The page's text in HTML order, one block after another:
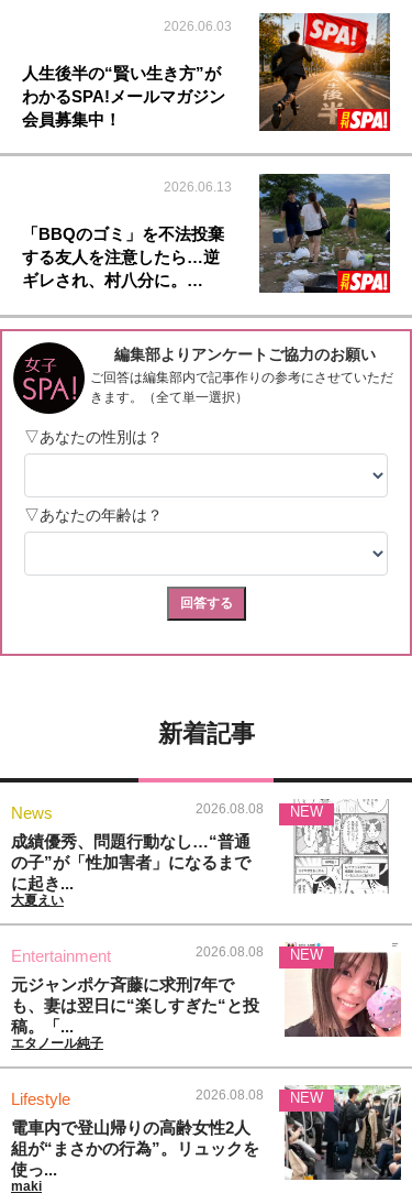
2026.06.03
人生後半の“賢い生き方”が
わかるSPA!メールマガジン
会員募集中！
2026.06.13
「BBQのゴミ」を不法投棄
する友人を注意したら…逆
ギレされ、村八分に。…
新着記事
News 2026.08.08
成績優秀、問題行動なし…“普通
の子”が「性加害者」になるまで
に起き...
大夏えい
NEW
Entertainment 2026.08.08
元ジャンポケ斉藤に求刑7年で
も、妻は翌日に“楽しすぎた“と投
稿。「...
エタノール純子
NEW
Lifestyle 2026.08.08
電車内で登山帰りの高齢女性2人
組が“まさかの行為”。リュックを
使っ...
maki
NEW